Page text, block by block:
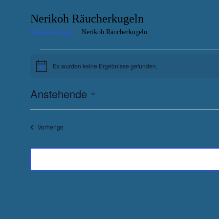
Nerikoh Räucherkugeln
Veranstaltungen Nerikoh Räucherkugeln
HinweisEs wurden keine Ergebnisse gefunden.
Anstehende
VorherigeVeranstaltungen